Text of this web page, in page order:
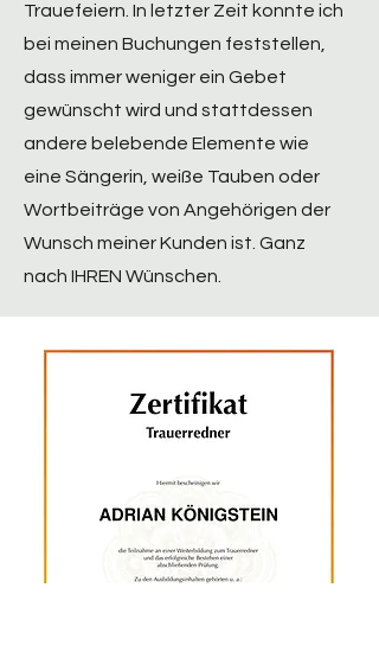
Trauefeiern. In letzter Zeit konnte ich
bei meinen Buchungen feststellen,
dass immer weniger ein Gebet
gewünscht wird und stattdessen
andere belebende Elemente wie
eine Sängerin, weiße Tauben oder
Wortbeiträge von Angehörigen der
Wunsch meiner Kunden ist. Ganz
nach IHREN Wünschen.